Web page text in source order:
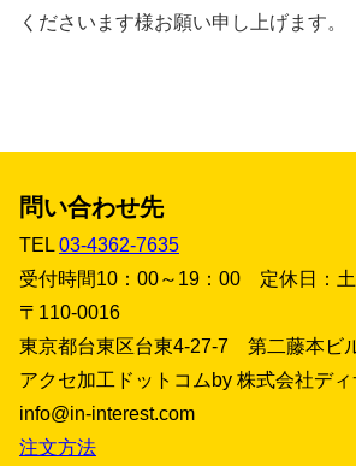
くださいます様お願い申し上げます。
問い合わせ先
TEL 03-4362-7635
受付時間10：00～19：00 定休日：
〒110-0016
東京都台東区台東4-27-7 第二藤本ビ
アクセ加工ドットコムby 株式会社ディ
info@in-interest.com
注文方法